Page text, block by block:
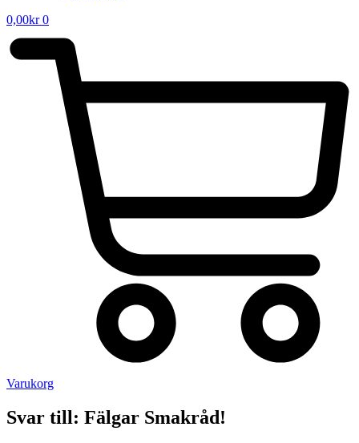
0,00kr 0
Varukorg
Svar till: Fälgar Smakråd!